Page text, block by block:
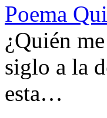
Poema
¿Quién
siglo a la
esta…